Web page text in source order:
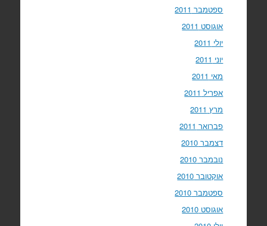
ספטמבר 2011
אוגוסט 2011
יולי 2011
יוני 2011
מאי 2011
אפריל 2011
מרץ 2011
פברואר 2011
דצמבר 2010
נובמבר 2010
אוקטובר 2010
ספטמבר 2010
אוגוסט 2010